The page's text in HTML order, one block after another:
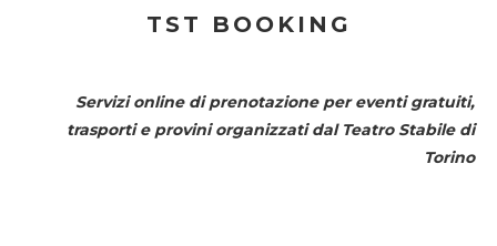
TST BOOKING
Servizi online di prenotazione per eventi gratuiti,
trasporti e provini organizzati dal Teatro Stabile di
Torino